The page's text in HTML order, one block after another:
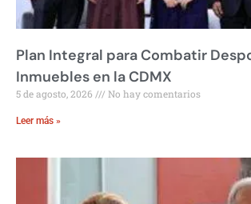
Plan Integral para Combatir
Inmuebles en la CDMX
5 de agosto, 2026 No hay comentarios
Leer más »